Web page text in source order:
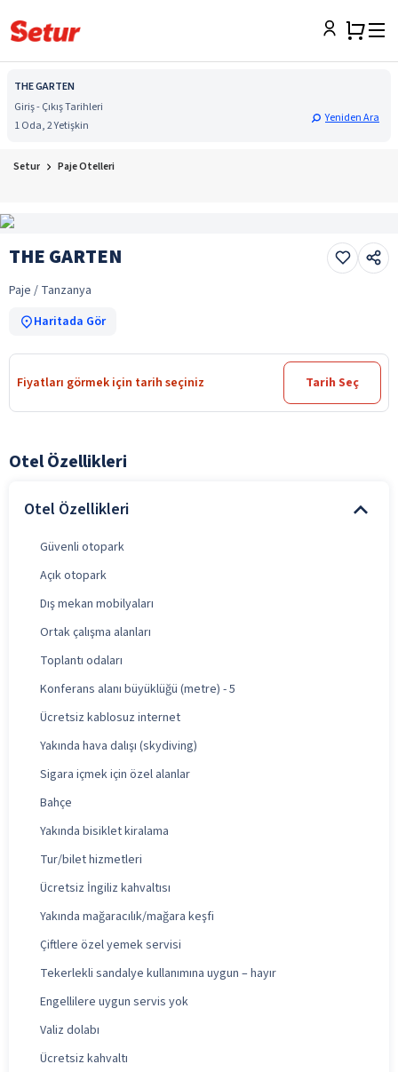
THE GARTEN
Giriş - Çıkış Tarihleri
1 Oda, 2 Yetişkin
Yeniden Ara
Setur Paje Otelleri
THE GARTEN
Paje / Tanzanya
Haritada Gör
Fiyatları görmek için tarih seçiniz Tarih Seç
Otel Özellikleri
Otel Özellikleri
Güvenli otopark
Açık otopark
Dış mekan mobilyaları
Ortak çalışma alanları
Toplantı odaları
Konferans alanı büyüklüğü (metre) - 5
Ücretsiz kablosuz internet
Yakında hava dalışı (skydiving)
Sigara içmek için özel alanlar
Bahçe
Yakında bisiklet kiralama
Tur/bilet hizmetleri
Ücretsiz İngiliz kahvaltısı
Yakında mağaracılık/mağara keşfi
Çiftlere özel yemek servisi
Tekerlekli sandalye kullanımına uygun – hayır
Engellilere uygun servis yok
Valiz dolabı
Ücretsiz kahvaltı